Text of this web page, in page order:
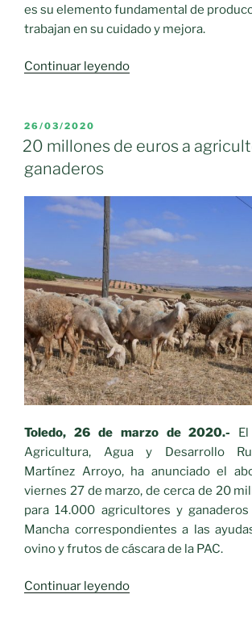
es su elemento fundamental de
trabajan en su cuidado y mejora.
Continuar leyendo«El
el
la
tierra»
PUBLICADO
EL
26/03/2020
20 millones de euros a
ganaderos
Toledo, 26 de marzo de 2020.-
Agricultura, Agua y Desarrollo
Martínez Arroyo, ha anunciado el
viernes 27 de marzo, de cerca de 20
para 14.000 agricultores y
Mancha correspondientes a las
ovino y frutos de cáscara de la PAC.
Continuar leyendo«20